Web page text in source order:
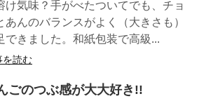
け気味？手がべたついてでも、チョ
あんのバランスがよく（大きさも）
できました。和紙包装で高級...
を読む
ごのつぶ感が大大好き!!